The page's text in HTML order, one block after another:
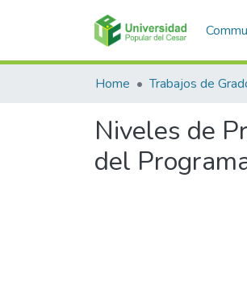
Home
Niveles de
del